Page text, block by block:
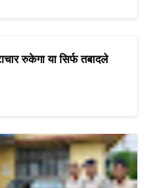
रुकेगा या सिर्फ तबादले